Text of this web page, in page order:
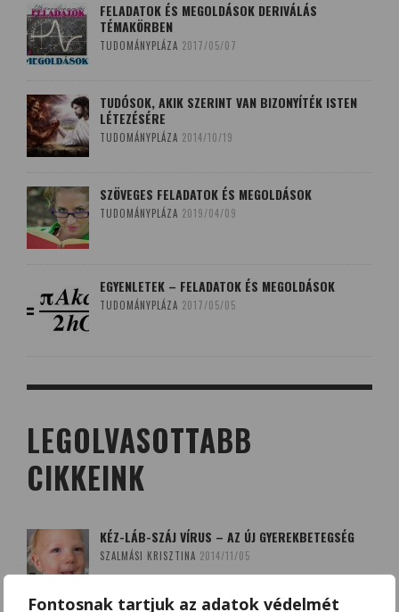
Fontosnak tartjuk az adatok védelmét
FELADATOK ÉS MEGOLDÁSOK DERIVÁLÁS
TÉMAKÖRBEN
TUDOMÁNYPLÁZA 2017/05/07
TUDÓSOK, AKIK SZERINT VAN BIZONYÍTÉK ISTEN
LÉTEZÉSÉRE
TUDOMÁNYPLÁZA 2014/10/19
SZÖVEGES FELADATOK ÉS MEGOLDÁSOK
TUDOMÁNYPLÁZA 2019/04/09
EGYENLETEK – FELADATOK ÉS MEGOLDÁSOK
TUDOMÁNYPLÁZA 2017/05/05
LEGOLVASOTTABB
CIKKEINK
KÉZ-LÁB-SZÁJ VÍRUS – AZ ÚJ GYEREKBETEGSÉG
SZALMÁSI KRISZTINA 2014/11/05